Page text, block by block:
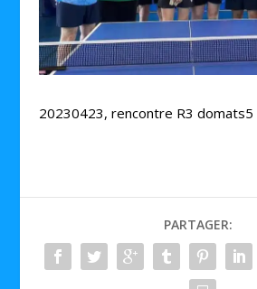
20230423, rencontre R3 domats5
PARTAGER: